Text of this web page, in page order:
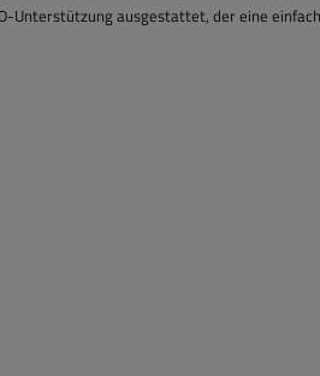
Unterstützung ausgestattet, der eine